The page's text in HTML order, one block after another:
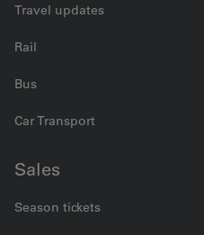
Travel updates
Rail
Bus
Car Transport
Sales
Season tickets